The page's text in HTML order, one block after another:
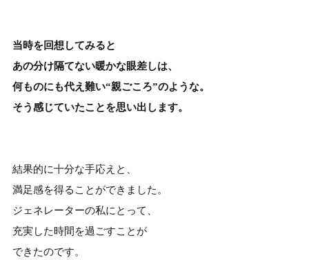
当時を回想してみると
あの分け隔てない暖かな眼差しは、
何ものにも代え難い“親ごころ”のような。
そう感じていたことを思い出します。
結果的に十分な手応えと、
満足感を得ることができました。
ジェネレーターの私にとって、
充実した時間を過ごすことが
できたのです。